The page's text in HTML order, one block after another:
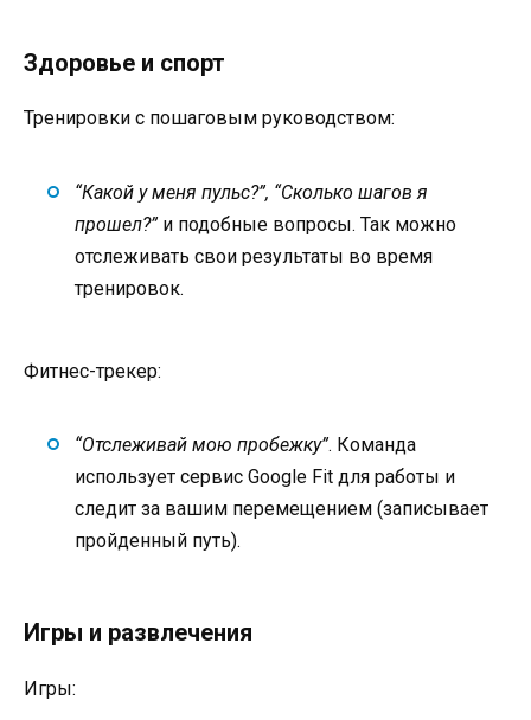
Здоровье и спорт
Тренировки с пошаговым руководством:
“Какой у меня пульс?”, “Сколько шагов я
прошел?” и подобные вопросы. Так можно
отслеживать свои результаты во время
тренировок.
Фитнес-трекер:
“Отслеживай мою пробежку”. Команда
использует сервис Google Fit для работы и
следит за вашим перемещением (записывает
пройденный путь).
Игры и развлечения
Игры: